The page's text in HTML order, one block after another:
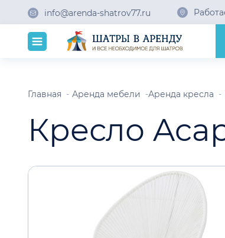
info@arenda-shatrov77.ru
Главная Аренда мебели Аренда кресла
Кресло